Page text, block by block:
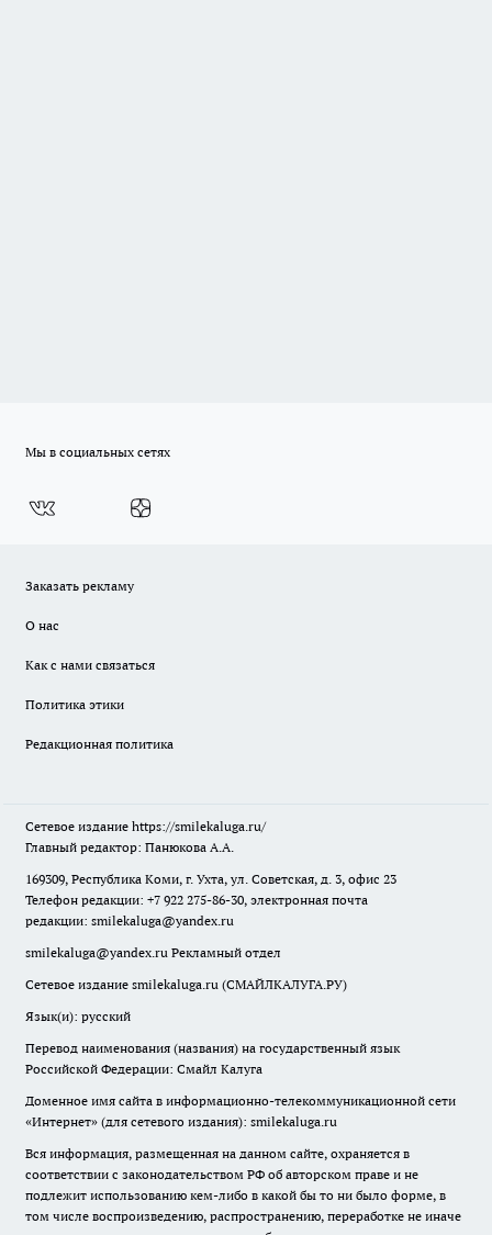
Мы в социальных сетях
Заказать рекламу
О нас
Как с нами связаться
Политика этики
Редакционная политика
Сетевое издание https://smilekaluga.ru/
Главный редактор: Панюкова А.А.
169309, Республика Коми, г. Ухта, ул. Советская, д. 3, офис 23
Телефон редакции: +7 922 275-86-30, электронная почта
редакции: smilekaluga@yandex.ru
smilekaluga@yandex.ru Рекламный отдел
Сетевое издание smilekaluga.ru (СМАЙЛКАЛУГА.РУ)
Язык(и): русский
Перевод наименования (названия) на государственный язык
Российской Федерации: Смайл Калуга
Доменное имя сайта в информационно-телекоммуникационной сети
«Интернет» (для сетевого издания): smilekaluga.ru
Вся информация, размещенная на данном сайте, охраняется в
соответствии с законодательством РФ об авторском праве и не
подлежит использованию кем-либо в какой бы то ни было форме, в
том числе воспроизведению, распространению, переработке не иначе